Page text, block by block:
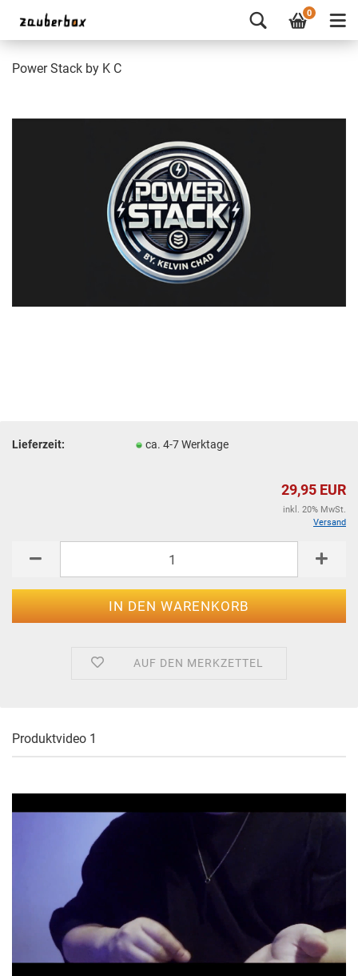
0
Power Stack by K C
Lieferzeit: ca. 4-7 Werktage
29,95 EUR
inkl. 20% MwSt.
Versand
AUF DEN MERKZETTEL
Produktvideo 1